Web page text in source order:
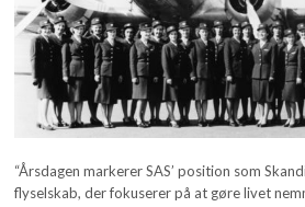
“Årsdagen markerer SAS’ position som
flyselskab, der fokuserer på at gøre livet